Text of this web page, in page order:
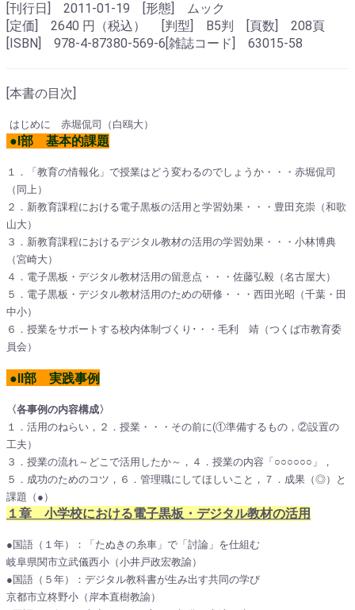
[刊行日] 2011-01-19 [形態] ムック
[定価] 2640 円（税込） [判型] B5判 [頁数] 208頁
[ISBN] 978-4-87380-569-6[雑誌コード] 63015-58
[本書の目次]
はじめに 赤堀侃司（白鴎大）
●Ⅰ部 基本的課題
１．「教育の情報化」で授業はどう変わるのでしょうか・・・赤堀侃司
（同上）
２．新教育課程における電子黒板の活用と学習効果・・・豊田充崇（和歌
山大）
３．新教育課程におけるデジタル教材の活用の学習効果・・・小林博典
（宮崎大）
４．電子黒板・デジタル教材活用の留意点・・・佐藤弘毅（名古屋大）
５．電子黒板・デジタル教材活用のための研修・・・西田光昭（千葉・田
中小）
６．授業をサポートする校内体制づくり･・・毛利 靖（つくば市教育委
員会）
●Ⅱ部 実践事例
〈各事例の内容構成〉
１．活用のねらい，２．授業・・・その前に(①準備するもの，②設置の
工夫）
３．授業の流れ～どこで活用したか～，４．授業の内容「○○○○○○」，
５．成功のためのコツ，６．管理職にしてほしいこと，７．成果（◎）と
課題（●）
１章 小学校における電子黒板・デジタル教材の活用
●国語（１年）：「たぬきの糸車」で「討論」を仕組む
岐阜県関市立武儀西小（小井戸政宏教諭）
●国語（５年）：デジタル教科書が生み出す共同の学び
京都市立柊野小（岸本直樹教諭）